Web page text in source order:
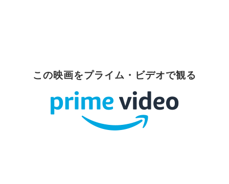
この映画をプライム・ビデオで観る